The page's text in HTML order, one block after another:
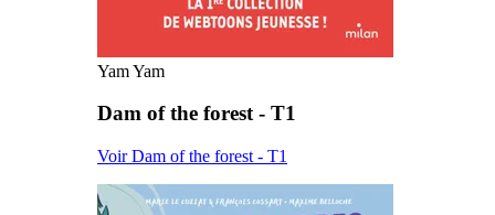
Yam Yam
Dam of the forest - T1
Voir Dam of the forest - T1